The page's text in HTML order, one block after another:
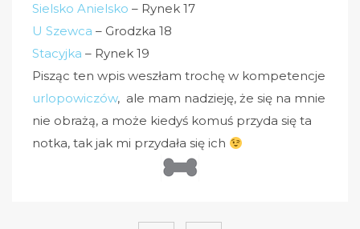
Sielsko Anielsko – Rynek 17
U Szewca – Grodzka 18
Stacyjka – Rynek 19
Pisząc ten wpis weszłam trochę w kompetencje
urlopowiczów, ale mam nadzieję, że się na mnie
nie obrażą, a może kiedyś komuś przyda się ta
notka, tak jak mi przydała się ich